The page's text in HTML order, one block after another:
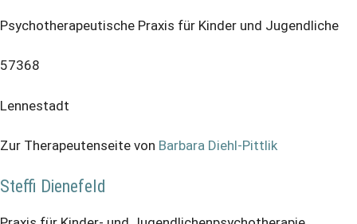
Psychotherapeutische Praxis für Kinder und Jugendliche
57368
Lennestadt
Zur Therapeutenseite von Barbara Diehl-Pittlik
Steffi Dienefeld